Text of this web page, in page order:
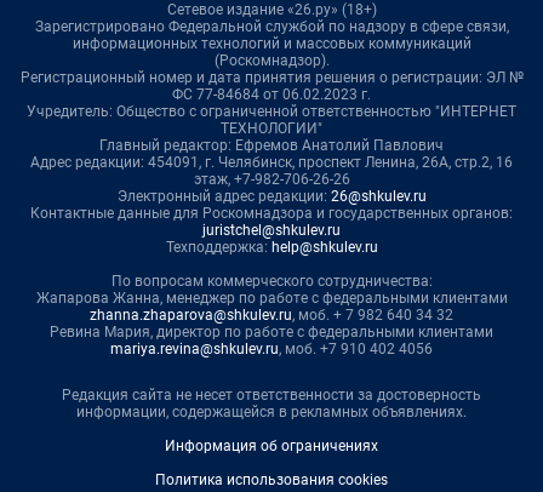
Сетевое издание «26.ру» (18+)
Зарегистрировано Федеральной службой по надзору в сфере связи,
информационных технологий и массовых коммуникаций
(Роскомнадзор).
Регистрационный номер и дата принятия решения о регистрации: ЭЛ №
ФС 77-84684 от 06.02.2023 г.
Учредитель: Общество с ограниченной ответственностью "ИНТЕРНЕТ
ТЕХНОЛОГИИ"
Главный редактор: Ефремов Анатолий Павлович
Адрес редакции: 454091, г. Челябинск, проспект Ленина, 26А, стр.2, 16
этаж, +7-982-706-26-26
Электронный адрес редакции: 26@shkulev.ru
Контактные данные для Роскомнадзора и государственных органов:
juristchel@shkulev.ru
Техподдержка: help@shkulev.ru
По вопросам коммерческого сотрудничества:
Жапарова Жанна, менеджер по работе с федеральными клиентами
zhanna.zhaparova@shkulev.ru, моб. + 7 982 640 34 32
Ревина Мария, директор по работе с федеральными клиентами
mariya.revina@shkulev.ru, моб. +7 910 402 4056
Редакция сайта не несет ответственности за достоверность
информации, содержащейся в рекламных объявлениях.
Информация об ограничениях
Политика использования cookies